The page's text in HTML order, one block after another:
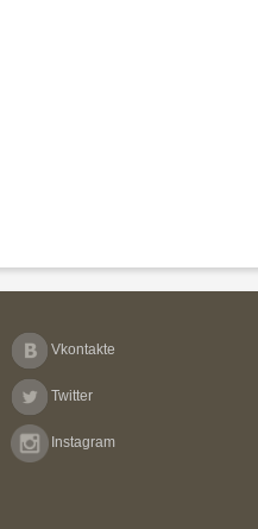
Vkontakte
Twitter
Instagram